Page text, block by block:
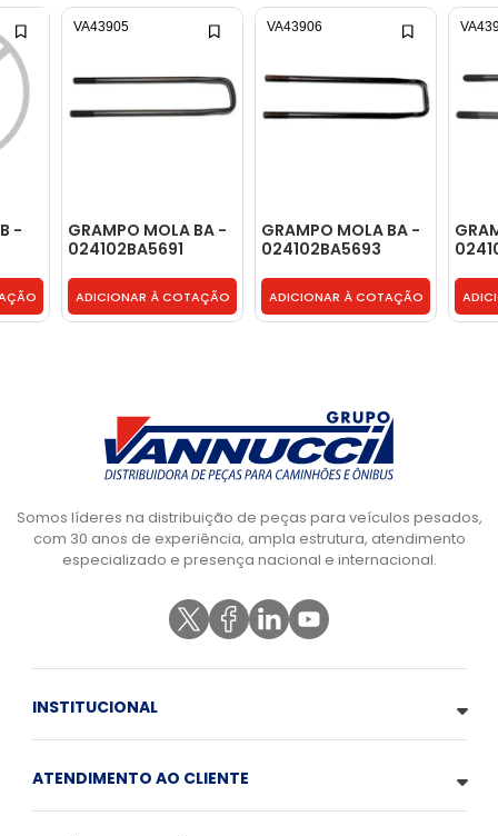
-
GRAMPO MOLA BA -
024102BA5691
ADICIONAR À COTAÇÃO
VA43905
GRAMPO MOLA BA -
024102BA5693
ADICIONAR À COTAÇÃO
VA43906
Somos líderes na distribuição de peças para veículos pesados,
com 30 anos de experiência, ampla estrutura, atendimento
especializado e presença nacional e internacional.
INSTITUCIONAL
ATENDIMENTO AO CLIENTE